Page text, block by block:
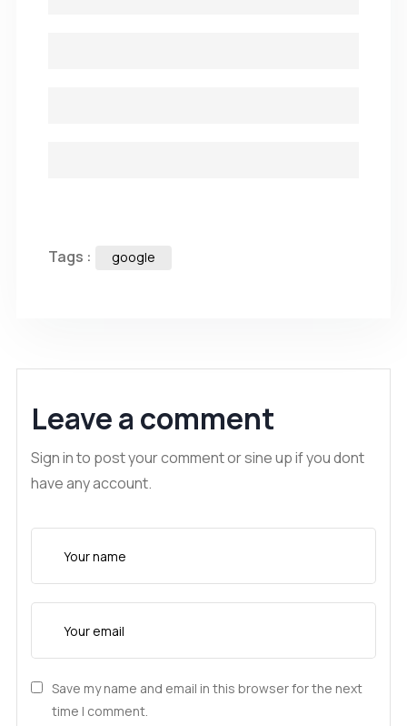
Tags : google
Leave a comment
Sign in to post your comment or sine up if you dont
have any account.
Save my name and email in this browser for the next
time I comment.